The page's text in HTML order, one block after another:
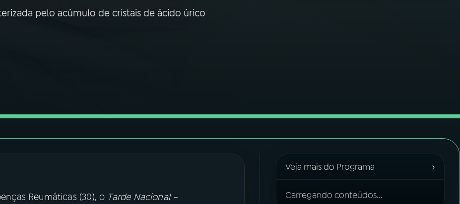
pelo acúmulo de cristais de ácido úrico
Reumáticas (30), o Tarde Nacional –
Veja mais do Programa ›
Carregando conteúdos...